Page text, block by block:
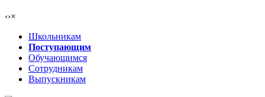
‹›×
Школьникам
Поступающим
Обучающимся
Сотрудникам
Выпускникам